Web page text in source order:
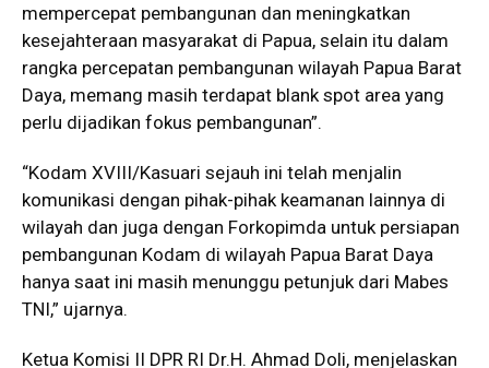
mempercepat pembangunan dan meningkatkan
kesejahteraan masyarakat di Papua, selain itu dalam
rangka percepatan pembangunan wilayah Papua Barat
Daya, memang masih terdapat blank spot area yang
perlu dijadikan fokus pembangunan”.
“Kodam XVIII/Kasuari sejauh ini telah menjalin
komunikasi dengan pihak-pihak keamanan lainnya di
wilayah dan juga dengan Forkopimda untuk persiapan
pembangunan Kodam di wilayah Papua Barat Daya
hanya saat ini masih menunggu petunjuk dari Mabes
TNI,” ujarnya.
Ketua Komisi II DPR RI Dr.H. Ahmad Doli, menjelaskan